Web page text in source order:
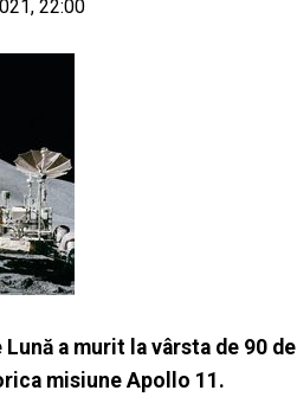
22:00
a murit la vârsta de 90 de
misiune Apollo 11.